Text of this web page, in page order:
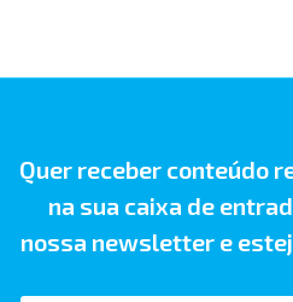
Quer receber conteúdo
na sua caixa de
nossa newsletter e